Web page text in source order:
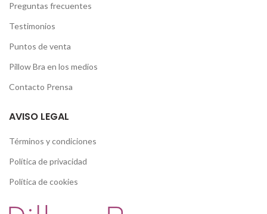
Preguntas frecuentes
Testimonios
Puntos de venta
Pillow Bra en los medios
Contacto Prensa
AVISO LEGAL
Términos y condiciones
Política de privacidad
Política de cookies